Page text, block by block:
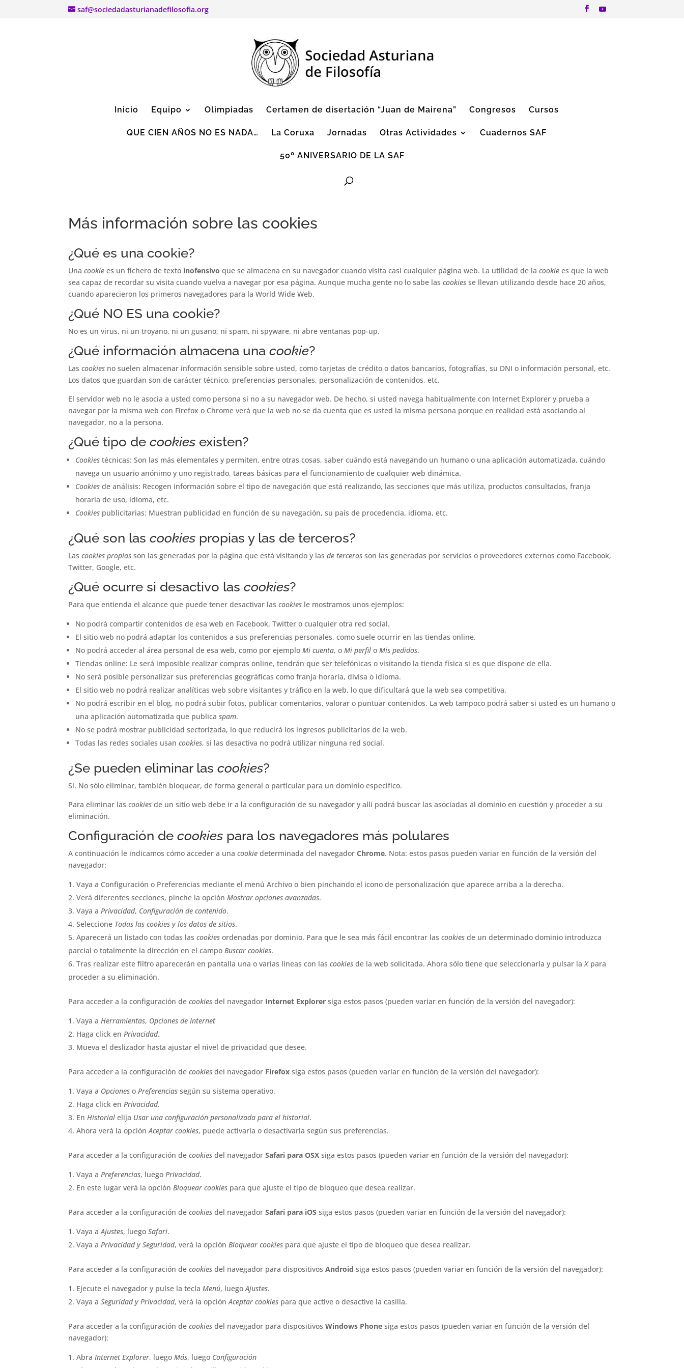
saf@sociedadasturianadefilosofia.org
Inicio Equipo Olimpiadas Certamen de disertación “Juan de Mairena” Congresos Cursos
QUE CIEN AÑOS NO ES NADA… La Coruxa Jornadas Otras Actividades Cuadernos SAF
50º ANIVERSARIO DE LA SAF
Más información sobre las cookies
¿Qué es una cookie?
Unacookie es un fichero de texto inofensivo que se almacena en su navegador cuando visita casi cualquier página web. La utilidad de lacookie es que la web
sea capaz de recordar su visita cuando vuelva a navegar por esa página. Aunque mucha gente no lo sabe lascookies se llevan utilizando desde hace 20 años,
cuando aparecieron los primeros navegadores para la World Wide Web.
¿Qué NO ES una cookie?
No es un virus, ni un troyano, ni un gusano, ni spam, ni spyware, ni abre ventanas pop-up.
¿Qué información almacena unacookie?
Lascookies no suelen almacenar información sensible sobre usted, como tarjetas de crédito o datos bancarios, fotografías, su DNI o información personal, etc.
Los datos que guardan son de carácter técnico, preferencias personales, personalización de contenidos, etc.
El servidor web no le asocia a usted como persona si no a su navegador web. De hecho, si usted navega habitualmente con Internet Explorer y prueba a
navegar por la misma web con Firefox o Chrome verá que la web no se da cuenta que es usted la misma persona porque en realidad está asociando al
navegador, no a la persona.
¿Qué tipo decookies existen?
Cookies técnicas: Son las más elementales y permiten, entre otras cosas, saber cuándo está navegando un humano o una aplicación automatizada, cuándo
navega un usuario anónimo y uno registrado, tareas básicas para el funcionamiento de cualquier web dinámica.
Cookies de análisis: Recogen información sobre el tipo de navegación que está realizando, las secciones que más utiliza, productos consultados, franja
horaria de uso, idioma, etc.
Cookies publicitarias: Muestran publicidad en función de su navegación, su país de procedencia, idioma, etc.
¿Qué son lascookies propias y las de terceros?
Lascookies propias son las generadas por la página que está visitando y lasde terceros son las generadas por servicios o proveedores externos como Facebook,
Twitter, Google, etc.
¿Qué ocurre si desactivo lascookies?
Para que entienda el alcance que puede tener desactivar lascookies le mostramos unos ejemplos:
No podrá compartir contenidos de esa web en Facebook, Twitter o cualquier otra red social.
El sitio web no podrá adaptar los contenidos a sus preferencias personales, como suele ocurrir en las tiendas online.
No podrá acceder al área personal de esa web, como por ejemploMi cuenta, oMi perfil oMis pedidos.
Tiendas online: Le será imposible realizar compras online, tendrán que ser telefónicas o visitando la tienda física si es que dispone de ella.
No será posible personalizar sus preferencias geográficas como franja horaria, divisa o idioma.
El sitio web no podrá realizar analíticas web sobre visitantes y tráfico en la web, lo que dificultará que la web sea competitiva.
No podrá escribir en el blog, no podrá subir fotos, publicar comentarios, valorar o puntuar contenidos. La web tampoco podrá saber si usted es un humano o
una aplicación automatizada que publicaspam.
No se podrá mostrar publicidad sectorizada, lo que reducirá los ingresos publicitarios de la web.
Todas las redes sociales usancookies, si las desactiva no podrá utilizar ninguna red social.
¿Se pueden eliminar lascookies?
Sí. No sólo eliminar, también bloquear, de forma general o particular para un dominio específico.
Para eliminar lascookies de un sitio web debe ir a la configuración de su navegador y allí podrá buscar las asociadas al dominio en cuestión y proceder a su
eliminación.
Configuración decookies para los navegadores más polulares
A continuación le indicamos cómo acceder a unacookie determinada del navegadorChrome. Nota: estos pasos pueden variar en función de la versión del
navegador:
Vaya a Configuración o Preferencias mediante el menú Archivo o bien pinchando el icono de personalización que aparece arriba a la derecha.
Verá diferentes secciones, pinche la opciónMostrar opciones avanzadas.
Vaya aPrivacidad, Configuración de contenido.
Seleccione Todas lascookies y los datos de sitios.
Aparecerá un listado con todas lascookies ordenadas por dominio. Para que le sea más fácil encontrar lascookies de un determinado dominio introduzca
parcial o totalmente la dirección en el campoBuscar cookies.
Tras realizar este filtro aparecerán en pantalla una o varias líneas con lascookies de la web solicitada. Ahora sólo tiene que seleccionarla y pulsar laXpara
proceder a su eliminación.
Para acceder a la configuración decookies del navegador Internet Explorer siga estos pasos (pueden variar en función de la versión del navegador):
Vaya aHerramientas, Opciones de Internet
Haga click enPrivacidad.
Mueva el deslizador hasta ajustar el nivel de privacidad que desee.
Para acceder a la configuración decookies del navegador Firefox siga estos pasos (pueden variar en función de la versión del navegador):
Vaya a Opciones oPreferencias según su sistema operativo.
Haga click enPrivacidad.
EnHistorial elija Usar una configuración personalizada para el historial.
Ahora verá la opciónAceptar cookies, puede activarla o desactivarla según sus preferencias.
Para acceder a la configuración decookies del navegadorSafari para OSX siga estos pasos (pueden variar en función de la versión del navegador):
Vaya aPreferencias, luegoPrivacidad.
En este lugar verá la opciónBloquear cookies para que ajuste el tipo de bloqueo que desea realizar.
Para acceder a la configuración decookies del navegadorSafari para iOS siga estos pasos (pueden variar en función de la versión del navegador):
Vaya aAjustes, luegoSafari.
Vaya aPrivacidad y Seguridad, verá la opciónBloquear cookies para que ajuste el tipo de bloqueo que desea realizar.
Para acceder a la configuración decookies del navegador para dispositivosAndroid siga estos pasos (pueden variar en función de la versión del navegador):
Ejecute el navegador y pulse la teclaMenú, luegoAjustes.
Vaya aSeguridad y Privacidad, verá la opciónAceptar cookies para que active o desactive la casilla.
Para acceder a la configuración decookies del navegador para dispositivosWindows Phone siga estos pasos (pueden variar en función de la versión del
navegador):
AbraInternet Explorer, luegoMás, luego Configuración